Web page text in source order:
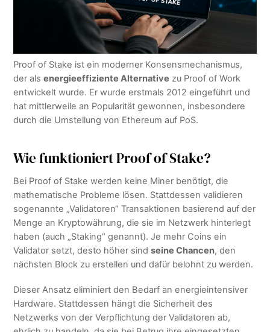
Proof of Stake ist ein moderner Konsensmechanismus,
der alsenergieeffiziente Alternative zu Proof of Work
entwickelt wurde. Er wurde erstmals 2012 eingeführt und
hat mittlerweile an Popularität gewonnen, insbesondere
durch die Umstellung von Ethereum auf PoS.
Wie funktioniert Proof of Stake?
Bei Proof of Stake werden keine Miner benötigt, die
mathematische Probleme lösen. Stattdessen validieren
sogenannte „Validatoren“ Transaktionen basierend auf der
Menge an Kryptowährung, die sie im Netzwerk hinterlegt
haben (auch „Staking“ genannt). Je mehr Coins ein
Validator setzt, desto höher sindseine Chancen, den
nächsten Block zu erstellen und dafür belohnt zu werden.
Dieser Ansatz eliminiert den Bedarf an energieintensiver
Hardware. Stattdessen hängt die Sicherheit des
Netzwerks von der Verpflichtung der Validatoren ab,